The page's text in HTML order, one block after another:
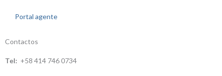
Portal agente
Contactos
Tel: +58 414 746 0734